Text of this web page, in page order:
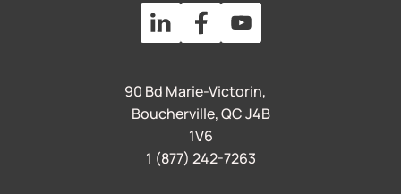
90 Bd Marie-Victorin,
Boucherville, QC J4B
1V6
1 (877) 242-7263